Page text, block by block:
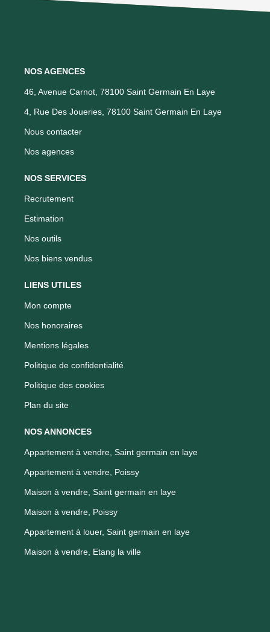
NOS AGENCES
46, Avenue Carnot, 78100 Saint Germain En Laye
4, Rue Des Joueries, 78100 Saint Germain En Laye
Nous contacter
Nos agences
NOS SERVICES
Recrutement
Estimation
Nos outils
Nos biens vendus
LIENS UTILES
Mon compte
Nos honoraires
Mentions légales
Politique de confidentialité
Politique des cookies
Plan du site
NOS ANNONCES
Appartement à vendre, Saint germain en laye
Appartement à vendre, Poissy
Maison à vendre, Saint germain en laye
Maison à vendre, Poissy
Appartement à louer, Saint germain en laye
Maison à vendre, Etang la ville